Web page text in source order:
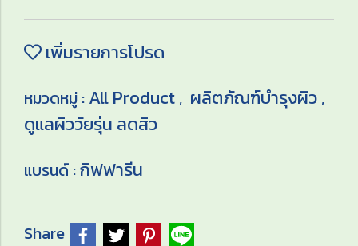
เพิ่มรายการโปรด
หมวดหมู่ : All Product , ผลิตภัณฑ์บำรุงผิว ,
ดูแลผิววัยรุ่น ลดสิว
แบรนด์ :กิฟฟารีน
Share